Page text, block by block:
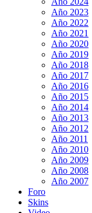
Año 2023
Año 2022
Año 2021
Año 2020
Año 2019
Año 2018
Año 2017
Año 2016
Año 2015
Año 2014
Año 2013
Año 2012
Año 2011
Año 2010
Año 2009
Año 2008
Año 2007
Foro
Skins